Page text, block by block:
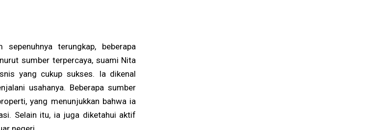
terungkap, beberapa
sumber terpercaya, suami Nita
yang cukup sukses. Ia dikenal
usahanya. Beberapa sumber
yang menunjukkan bahwa ia
Selain itu, ia juga diketahui aktif